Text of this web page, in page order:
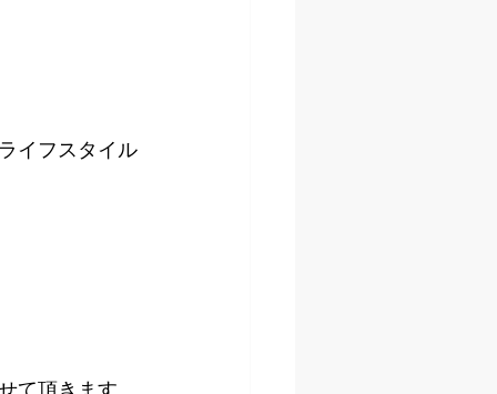
イフスタイル
て頂きます。